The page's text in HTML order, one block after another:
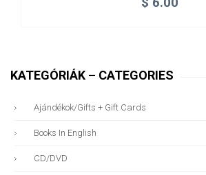
KATEGÓRIÁK – CATEGORIES
Ajándékok/gifts + Gift Cards
Books In English
CD/DVD